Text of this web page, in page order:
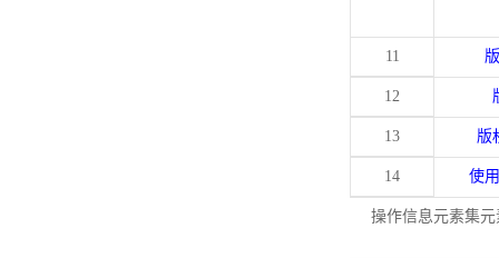
11
12
13 版
14 使
操作信息元素集